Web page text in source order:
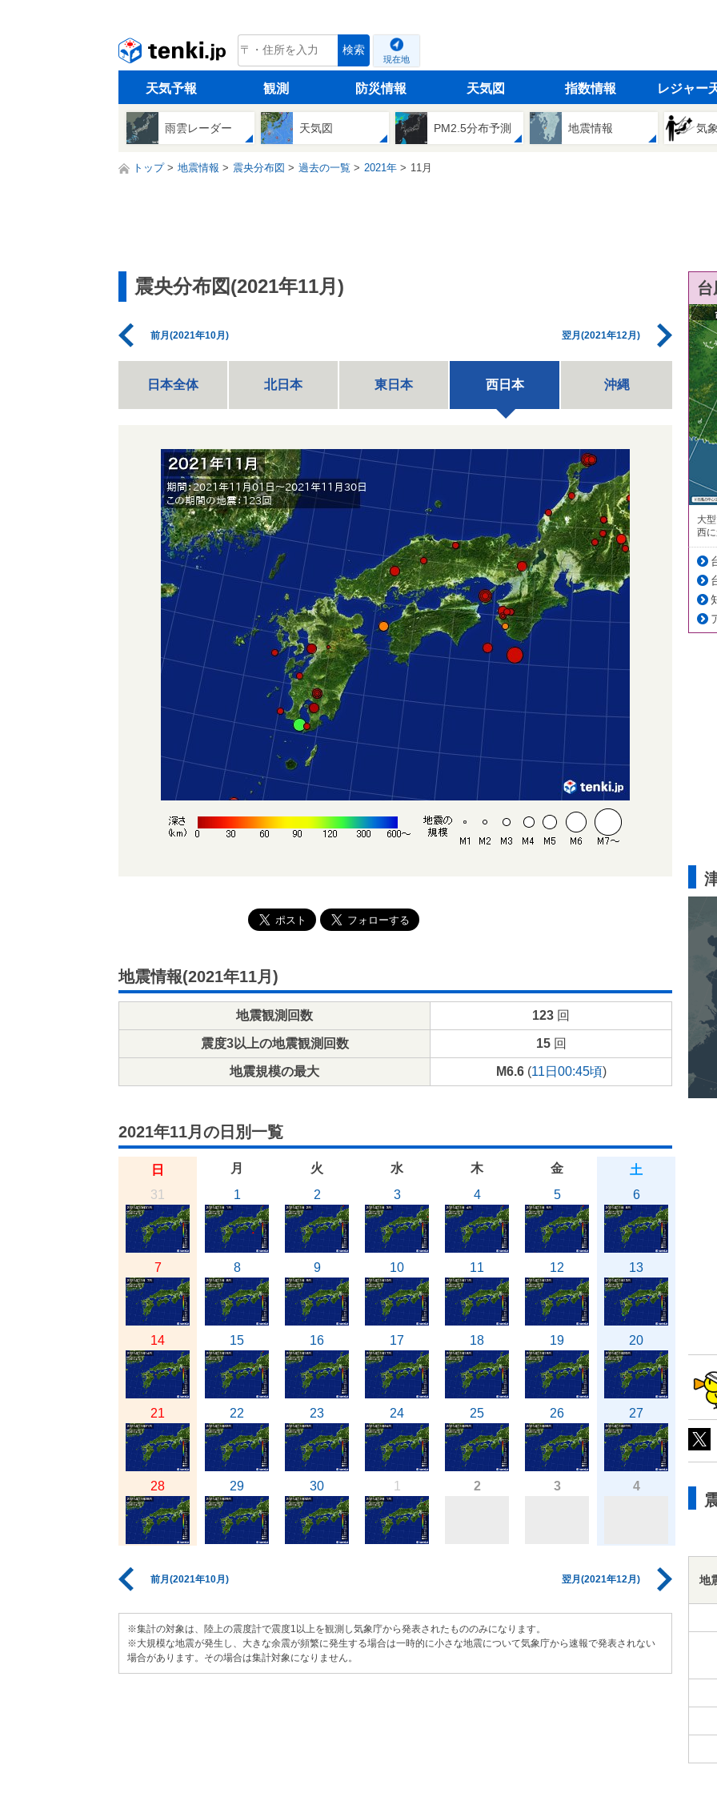
tenki.jp 検索
現在地
天気予報 観測 防災情報 天気図 指数情報 レジャー
雨雲レーダー 天気図 PM2.5分布予測 地震情報 気
トップ 地震情報 震央分布図 過去の一覧 2021年 11月
震央分布図(2021年11月)
前月(2021年10月) 翌月(2021年12月)
日本全体 北日本 東日本 西日本 沖縄
地震情報(2021年11月)
地震観測回数 123 回
震度3以上の地震観測回数 15回
地震規模の最大 M6.6(11日00:45頃)
2021年11月の日別一覧
日 月 火 水 木 金
土
31
1 2 3 4 5 6
7 8 9 10 11 12 13
14 15 16 17 18 19 20
21 22 23 24 25 26 27
28 29 30 1 2 3 4
前月(2021年10月) 翌月(2021年12月)
※集計の対象は、陸上の震度計で震度1以上を観測し気象庁から発表されたもののみになります。
※大規模な地震が発生し、大きな余震が頻繁に発生する場合は一時的に小さな地震について気象庁から速報で発表されない
場合があります。その場合は集計対象になりません。
大
西
地